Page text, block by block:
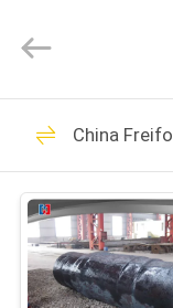
HAUS
PRODUKTE
VIDEOS
ENERGY
EQUIPMENT
Rights
Stahl
China